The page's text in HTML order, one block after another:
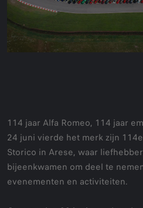
114 jaar Alfa Romeo, 114 jaar
24 juni vierde het merk zijn
Storico in Arese, waar
bijeenkwamen om deel te
evenementen en activiteiten.